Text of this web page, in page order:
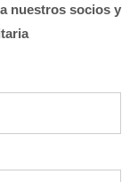
nuestros socios y